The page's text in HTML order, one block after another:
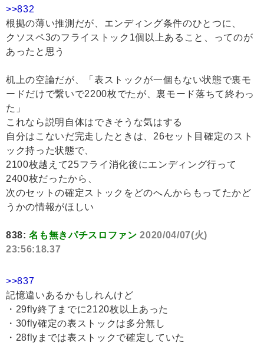
>>832
根拠の薄い推測だが、エンディング条件のひとつに、
クソスペ3のフライストック1個以上あること、ってのが
あったと思う
机上の空論だが、「表ストックが一個もない状態で裏モ
ードだけで繋いで2200枚でたが、裏モード落ちて終わっ
た」
これなら説明自体はできそうな気はする
自分はこないだ完走したときは、26セット目確定のスト
ック持った状態で、
2100枚越えて25フライ消化後にエンディング行って
2400枚だったから、
次のセットの確定ストックをどのへんからもってたかど
うかの情報がほしい
838:名も無きパチスロファン 2020/04/07(火)
23:56:18.37
>>837
記憶違いあるかもしれんけど
・29fly終了までに2120枚以上あった
・30fly確定の表ストックは多分無し
・28flyまでは表ストックで確定していた